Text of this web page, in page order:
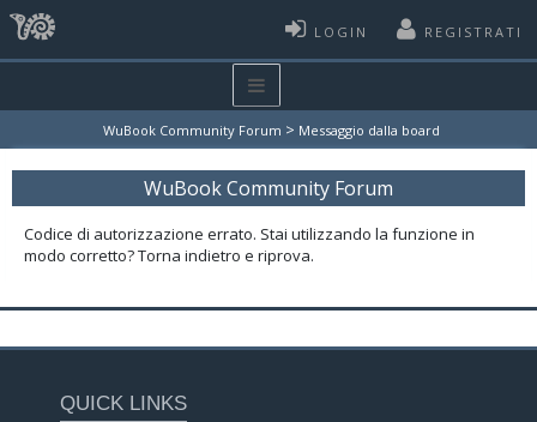
LOGIN REGISTRATI
WuBook Community Forum > Messaggio dalla board
WuBook Community Forum
Codice di autorizzazione errato. Stai utilizzando la funzione in
modo corretto? Torna indietro e riprova.
QUICK LINKS